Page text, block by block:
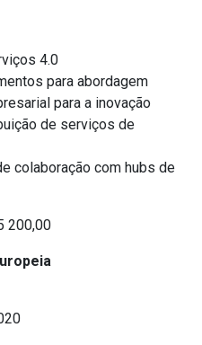
4.0
para abordagem
para a inovação
de serviços de
colaboração com hubs de
200,00